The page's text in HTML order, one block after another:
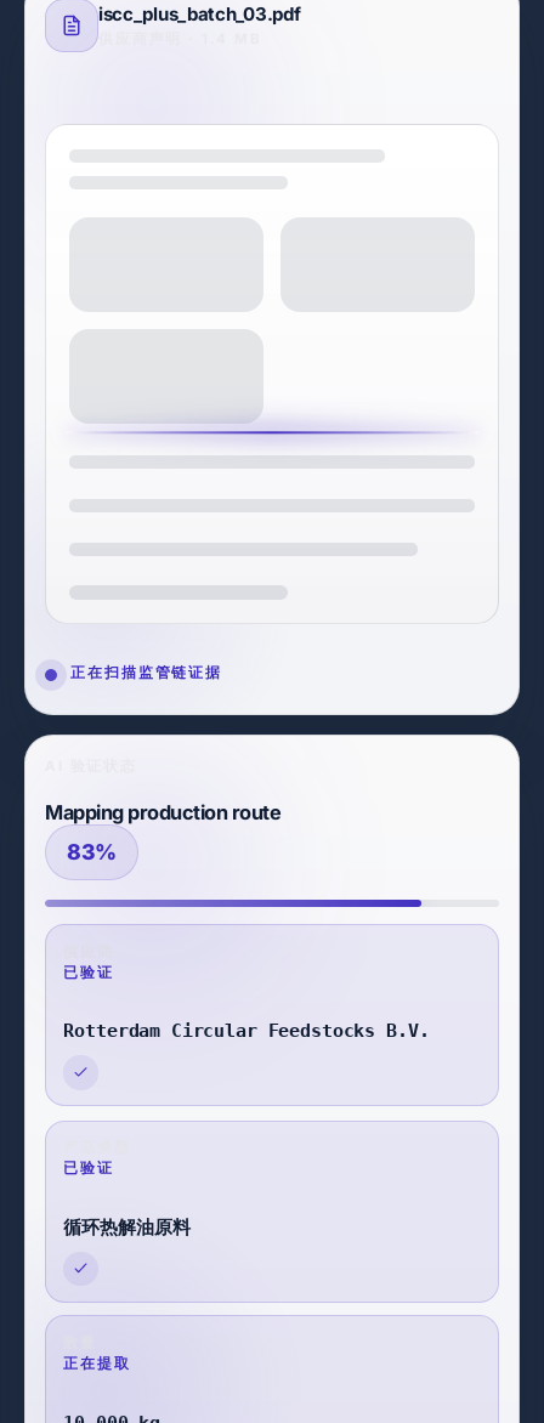
iscc_plus_batch_03.pdf
AI 验证已完成
已验证，可供审核
100%
已验证
Rotterdam Circular Feedstocks B.V.
已验证
循环热解油原料
已验证